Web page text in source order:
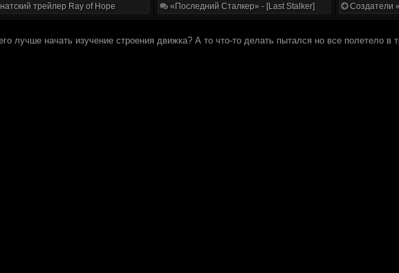
трейлер Ray of Hope
«Последний Сталкер» - [Last Stalker]
Создатели
лучше начать изучение строения движка? А то что-то делать пытался но все полетело в